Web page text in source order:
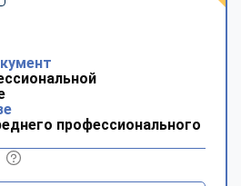
профессионального